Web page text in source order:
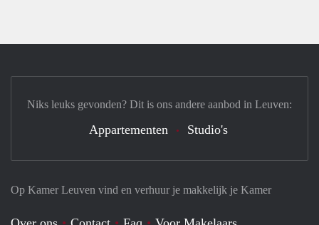
Op Kamer Leuven vind en verhuur je makkelijk je Kamer
Niks leuks gevonden? Dit is ons andere aanbod in Leuven:
Appartementen Studio's